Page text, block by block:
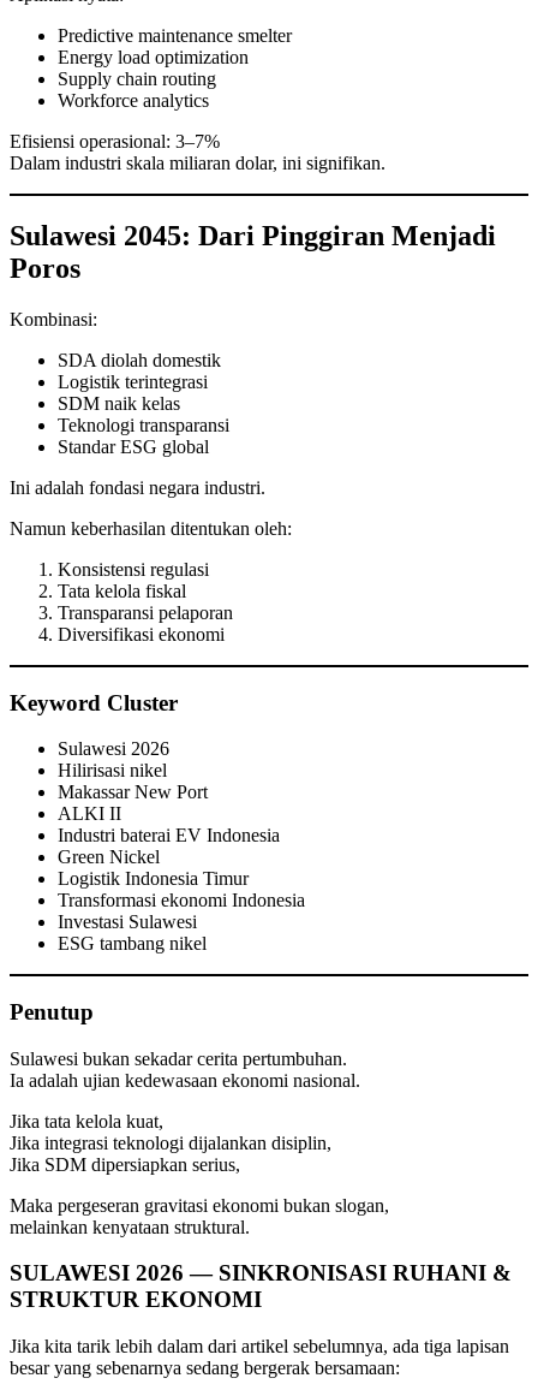
Predictive maintenance smelter
Energy load optimization
Supply chain routing
Workforce analytics
Efisiensi operasional: 3–7%
Dalam industri skala miliaran dolar, ini signifikan.
Sulawesi 2045: Dari Pinggiran Menjadi
Poros
Kombinasi:
SDA diolah domestik
Logistik terintegrasi
SDM naik kelas
Teknologi transparansi
Standar ESG global
Ini adalah fondasi negara industri.
Namun keberhasilan ditentukan oleh:
Konsistensi regulasi
Tata kelola fiskal
Transparansi pelaporan
Diversifikasi ekonomi
Keyword Cluster
Sulawesi 2026
Hilirisasi nikel
Makassar New Port
ALKI II
Industri baterai EV Indonesia
Green Nickel
Logistik Indonesia Timur
Transformasi ekonomi Indonesia
Investasi Sulawesi
ESG tambang nikel
Penutup
Sulawesi bukan sekadar cerita pertumbuhan.
Ia adalah ujian kedewasaan ekonomi nasional.
Jika tata kelola kuat,
Jika integrasi teknologi dijalankan disiplin,
Jika SDM dipersiapkan serius,
Maka pergeseran gravitasi ekonomi bukan slogan,
melainkan kenyataan struktural.
SULAWESI 2026 — SINKRONISASI RUHANI &
STRUKTUR EKONOMI
Jika kita tarik lebih dalam dari artikel sebelumnya, ada tiga lapisan
besar yang sebenarnya sedang bergerak bersamaan: